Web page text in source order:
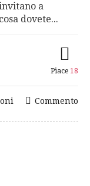
a
dovete...
Piace 18
Commento